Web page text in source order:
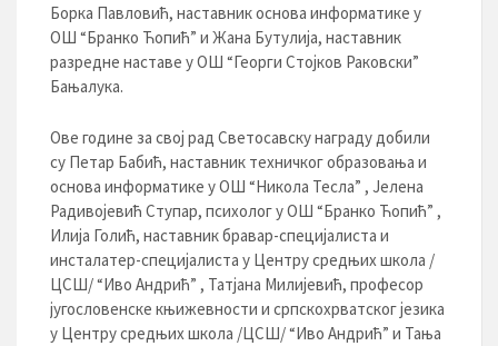
Борка Павловић, наставник основа информатике у
ОШ “Бранко Ћопић” и Жана Бутулија, наставник
разредне наставе у ОШ “Георги Стојков Раковски”
Бањалука.
Ове године за свој рад Светосавску награду добили
су Петар Бабић, наставник техничког образовања и
основа информатике у ОШ “Никола Тесла” , Јелена
Радивојевић Ступар, психолог у ОШ “Бранко Ћопић” ,
Илија Голић, наставник бравар-специјалиста и
инсталатер-специјалиста у Центру средњих школа /
ЦСШ/ “Иво Андрић” , Татјана Милијевић, професор
југословенске књижевности и српскохрватског језика
у Центру средњих школа /ЦСШ/ “Иво Андрић” и Тања